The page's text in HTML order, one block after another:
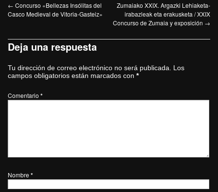
← Concurso «Bellezas Insólitas del
Casco Medieval de Vitoria-Gasteiz»
Zumaiako XXIX. Argazki Lehiaketa-
irabazleak eta erakusketa / XXIX
Concurso de Zumaia y exposición →
Deja una respuesta
Tu dirección de correo electrónico no será publicada.
Los
campos obligatorios están marcados con *
Comentario *
Nombre *